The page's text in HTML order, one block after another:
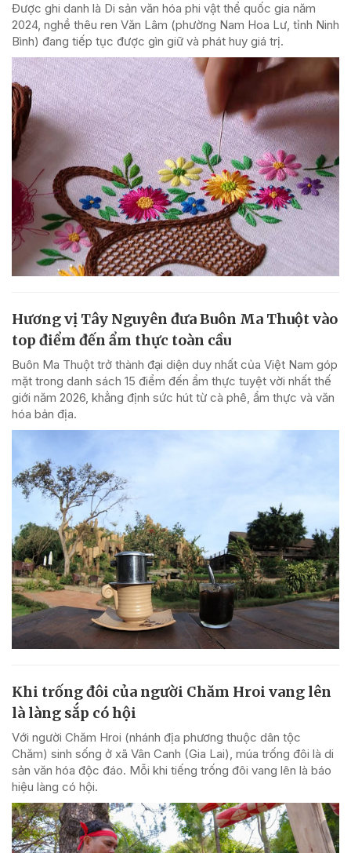
Được ghi danh là Di sản văn hóa phi vật thể quốc gia năm
2024, nghề thêu ren Văn Lâm (phường Nam Hoa Lư, tỉnh Ninh
Bình) đang tiếp tục được gìn giữ và phát huy giá trị.
Hương vị Tây Nguyên đưa Buôn Ma Thuột vào
top điểm đến ẩm thực toàn cầu
Buôn Ma Thuột trở thành đại diện duy nhất của Việt Nam góp
mặt trong danh sách 15 điểm đến ẩm thực tuyệt vời nhất thế
giới năm 2026, khẳng định sức hút từ cà phê, ẩm thực và văn
hóa bản địa.
Khi trống đôi của người Chăm Hroi vang lên
là làng sắp có hội
Với người Chăm Hroi (nhánh địa phương thuộc dân tộc
Chăm) sinh sống ở xã Vân Canh (Gia Lai), múa trống đôi là di
sản văn hóa độc đáo. Mỗi khi tiếng trống đôi vang lên là báo
hiệu làng có hội.